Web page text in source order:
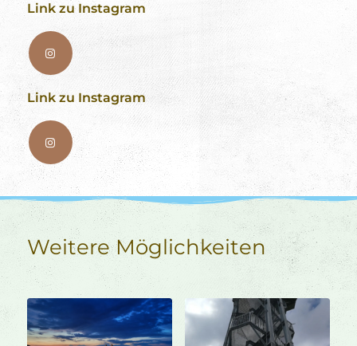
Link zu Instagram
Link zu Instagram
Weitere Möglichkeiten